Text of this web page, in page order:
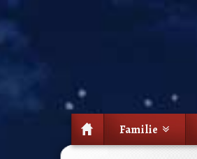
Familie